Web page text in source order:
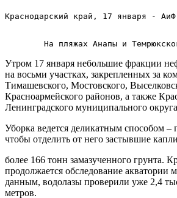
Краснодарский край, 17
Утром 17 января небольшие фракции
на восьми участках, закрепленных за
Тимашевского, Мостовского,
Красноармейского районов, а также
Ленинградского муниципального
Уборка ведется деликатным способом –
чтобы отделить от него застывшие
более 166 тонн замазученного грунта.
продолжается обследование акватории
данным, водолазы проверили уже 2,4
метров.